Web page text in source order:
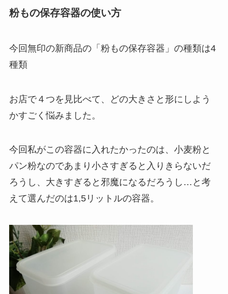
粉もの保存容器の使い方
今回無印の新商品の「粉もの保存容器」の種類は4
種類
お店で４つを見比べて、どの大きさと形にしよう
かすごく悩みました。
今回私がこの容器に入れたかったのは、小麦粉と
パン粉なのであまり小さすぎると入りきらないだ
ろうし、大きすぎると邪魔になるだろうし…と考
えて選んだのは1,5リットルの容器。